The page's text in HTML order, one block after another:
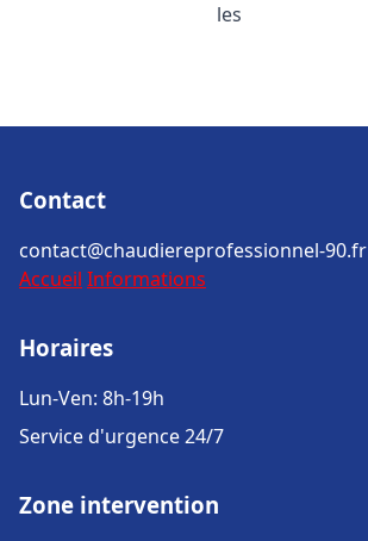
les
Contact
contact@chaudiereprofessionnel-90.fr
Accueil Informations
Horaires
Lun-Ven: 8h-19h
Service d'urgence 24/7
Zone intervention